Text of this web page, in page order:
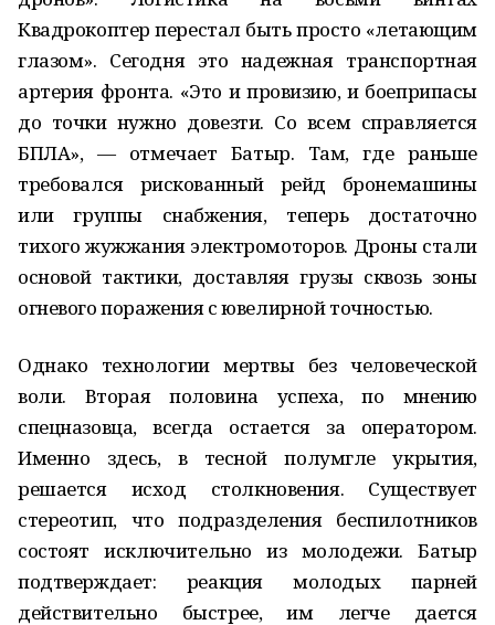
Квадрокоптер перестал быть просто «летающим
глазом». Сегодня это надежная транспортная
артерия фронта. «Это и провизию, и боеприпасы
до точки нужно довезти. Со всем справляется
БПЛА», — отмечает Батыр. Там, где раньше
требовался рискованный рейд бронемашины
или группы снабжения, теперь достаточно
тихого жужжания электромоторов. Дроны стали
основой тактики, доставляя грузы сквозь зоны
огневого поражения с ювелирной точностью.
Однако технологии мертвы без человеческой
воли. Вторая половина успеха, по мнению
спецназовца, всегда остается за оператором.
Именно здесь, в тесной полумгле укрытия,
решается исход столкновения. Существует
стереотип, что подразделения беспилотников
состоят исключительно из молодежи. Батыр
подтверждает: реакция молодых парней
действительно быстрее, им легче дается